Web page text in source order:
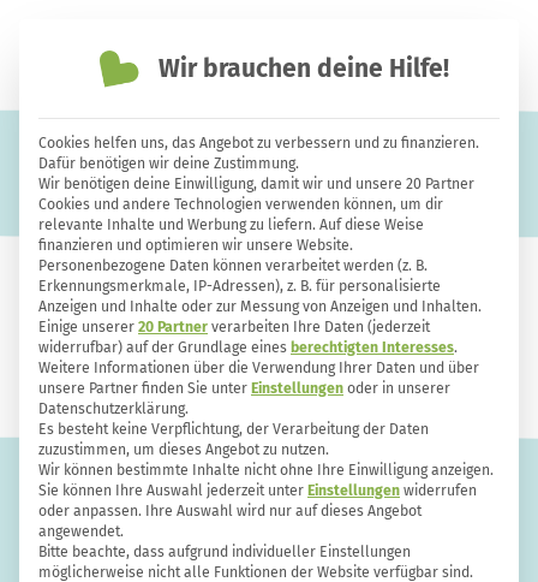
einfach nachhaltiger leben
Nähen
Wir brauchen deine Hilfe!
Cookies helfen uns, das Angebot zu verbessern und zu finanzieren.
Dafür benötigen wir deine Zustimmung.
Wir benötigen deine Einwilligung, damit wir und unsere 20 Partner
Cookies und andere Technologien verwenden können, um dir
relevante Inhalte und Werbung zu liefern. Auf diese Weise
finanzieren und optimieren wir unsere Website.
Personenbezogene Daten können verarbeitet werden (z. B.
Erkennungsmerkmale, IP-Adressen), z. B. für personalisierte
Anzeigen und Inhalte oder zur Messung von Anzeigen und Inhalten.
Einige unserer 20 Partner verarbeiten Ihre Daten (jederzeit
widerrufbar) auf der Grundlage eines berechtigten Interesses.
Weitere Informationen über die Verwendung Ihrer Daten und über
unsere Partner finden Sie unter Einstellungen oder in unserer
Datenschutzerklärung.
Es besteht keine Verpflichtung, der Verarbeitung der Daten
zuzustimmen, um dieses Angebot zu nutzen.
Wir können bestimmte Inhalte nicht ohne Ihre Einwilligung anzeigen.
Sie können Ihre Auswahl jederzeit unter Einstellungen widerrufen
oder anpassen. Ihre Auswahl wird nur auf dieses Angebot
angewendet.
Bitte beachte, dass aufgrund individueller Einstellungen
möglicherweise nicht alle Funktionen der Website verfügbar sind.